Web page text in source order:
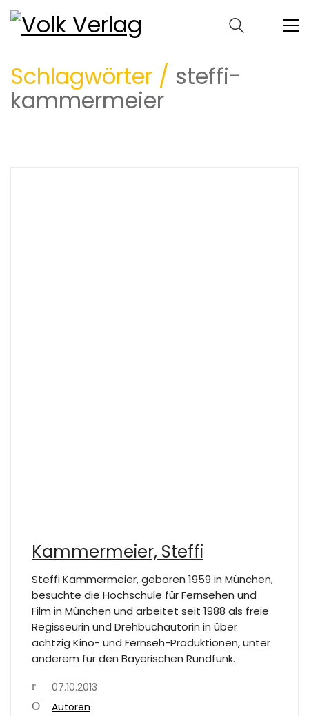
Schlagwörter / steffi-
kammermeier
Kammermeier, Steffi
Steffi Kammermeier, geboren 1959 in München,
besuchte die Hochschule für Fernsehen und
Film in München und arbeitet seit 1988 als freie
Regisseurin und Drehbuchautorin in über
achtzig Kino- und Fernseh-Produktionen, unter
anderem für den Bayerischen Rundfunk.
07.10.2013
Autoren